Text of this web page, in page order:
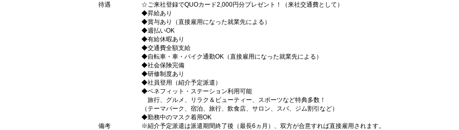
待遇
☆ご来社登録でQUOカード2,000円分プレゼント！（来社交通費として）
◆昇給あり
◆賞与あり（直接雇用になった就業先による）
◆週払いOK
◆有給休暇あり
◆交通費全額支給
◆自転車・車・バイク通勤OK（直接雇用になった就業先による）
◆社会保険完備
◆研修制度あり
◆社員登用（紹介予定派遣）
◆ベネフィット・ステーション利用可能
旅行、グルメ、リラク＆ビューティー、スポーツなど特典多数！
（テーマパーク、宿泊、旅行、飲食店、サロン、スパ、ジム割引など）
◆勤務中のマスク着用OK
備考
※紹介予定派遣は派遣期間終了後（最長6ヵ月）、双方が合意すれば直接雇用されます。